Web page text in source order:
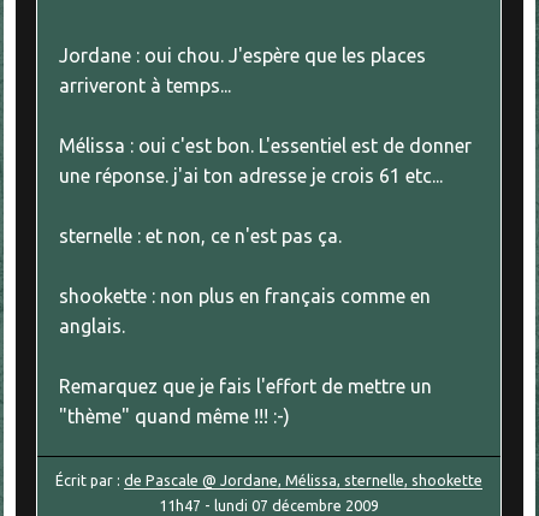
Jordane : oui chou. J'espère que les places
arriveront à temps...
Mélissa : oui c'est bon. L'essentiel est de donner
une réponse. j'ai ton adresse je crois 61 etc...
sternelle : et non, ce n'est pas ça.
shookette : non plus en français comme en
anglais.
Remarquez que je fais l'effort de mettre un
"thème" quand même !!! :-)
Écrit par :de Pascale @ Jordane, Mélissa, sternelle, shookette
11h47 - lundi 07 décembre 2009